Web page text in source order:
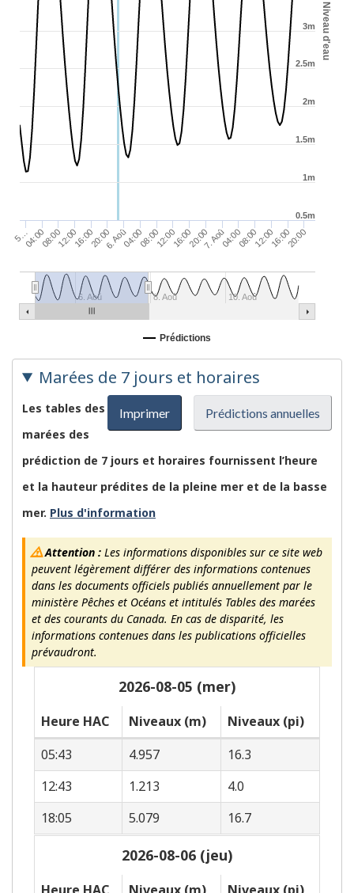
Niveau d'eau
5…04:0008:0012:0016:0020:006. Aoû04:0008:0012:0016:0020:007. Aoû04:0008:0012:0016:0020:00
6. Aoû 8. Aoû 10. Aoû
1m
1.5m
2m
2.5m
3m
0.5m
Prédictions
Marées de 7 jours et horaires
Imprimer Prédictions annuelles
Les tables des
marées des
prédiction de 7 jours et horaires fournissent l’heure
et la hauteur prédites de la pleine mer et de la basse
mer. Plus d'information
Attention :Les informations disponibles sur ce site web
peuvent légèrement différer des informations contenues
dans les documents officiels publiés annuellement par le
ministère Pêches et Océans et intitulés Tables des marées
et des courants du Canada. En cas de disparité, les
informations contenues dans les publications officielles
prévaudront.
2026-08-05 (mer)
Heure HAC Niveaux (m)
Niveaux (pi)
05:43
4.957
16.3
12:43
1.213
4.0
18:05
5.079 16.7
2026-08-06 (jeu)
Heure HAC Niveaux (m) Niveaux (pi)